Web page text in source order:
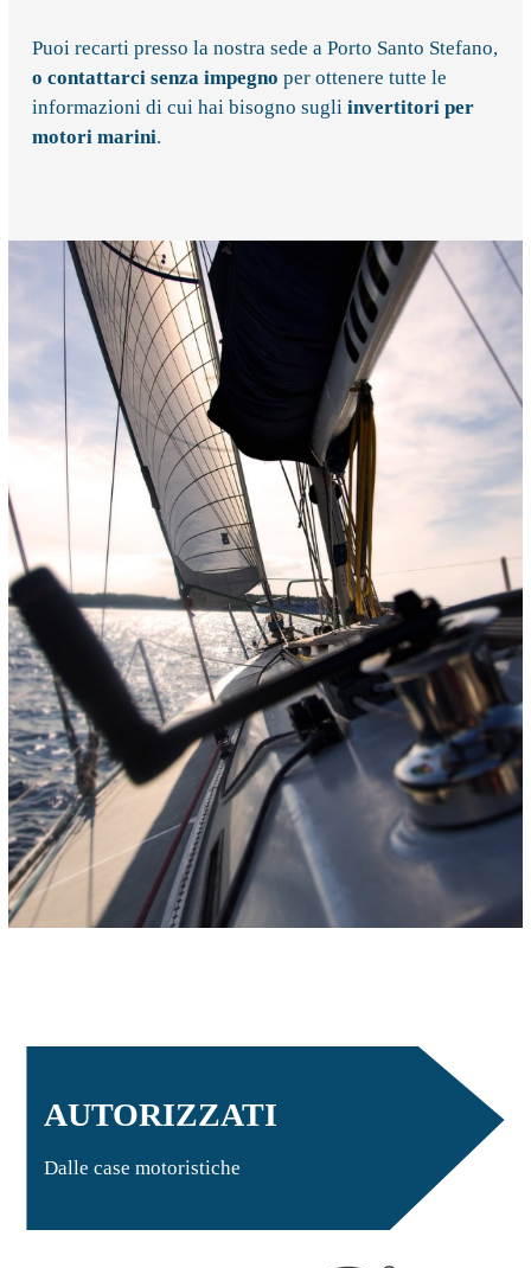
Puoi recarti presso la nostra sede a Porto Santo Stefano,
o contattarci senza impegno per ottenere tutte le
informazioni di cui hai bisogno sugliinvertitori per
motori marini.
AUTORIZZATI
Dalle case motoristiche